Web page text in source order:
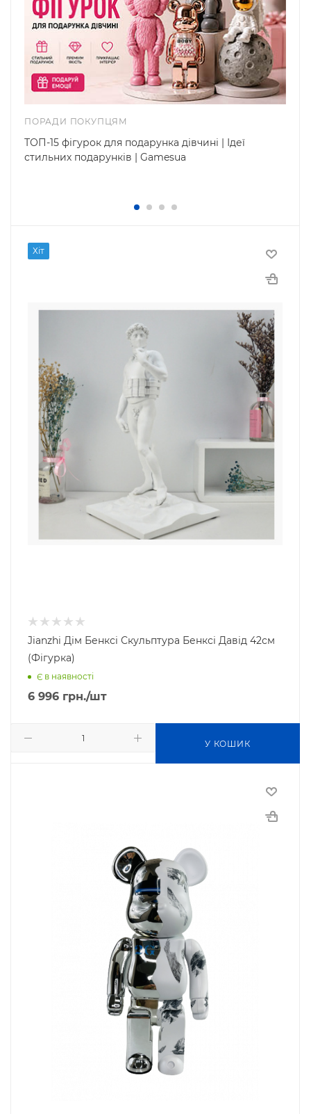
ПОРАДИ ПОКУПЦЯМ
ТОП-15 фігурок для подарунка дівчині | Ідеї
стильних подарунків | Gamesua
Хіт
Jianzhi Дім Бенксі Скульптура Бенксі Давід 42см
(Фігурка)
Є в наявності
6 996 грн./шт
У КОШИК